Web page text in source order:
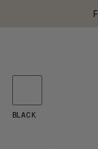
BLACK